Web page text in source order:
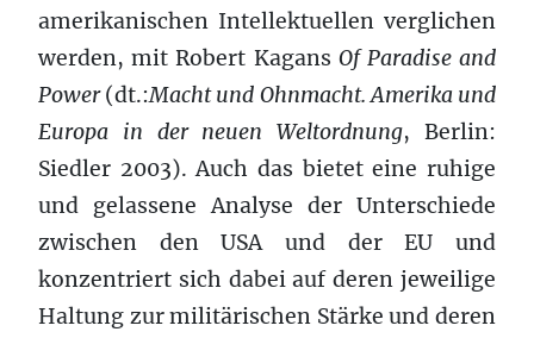
amerikanischen Intellektuellen verglichen
werden, mit Robert Kagans Of Paradise and
Power(dt.:Macht und Ohnmacht. Amerika und
Europa in der neuen Weltordnung, Berlin:
Siedler 2003). Auch das bietet eine ruhige
und gelassene Analyse der Unterschiede
zwischen den USA und der EU und
konzentriert sich dabei auf deren jeweilige
Haltung zur militärischen Stärke und deren